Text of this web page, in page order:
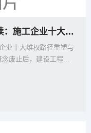
2026建工司法解释二深度解读：施工企业十大维权路径重塑与破产化债协同策略
业十大维权路径重塑与
废止后，建设工程欠